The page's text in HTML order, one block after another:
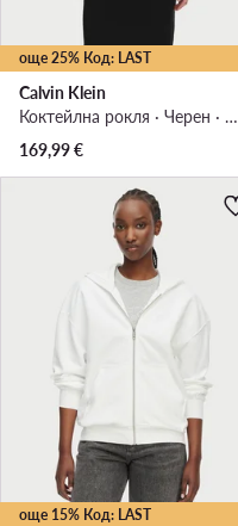
още 25% Код: LAST
Calvin Klein
Коктейлна рокля · Черен · Мини
169,99€
още 15% Код: LAST